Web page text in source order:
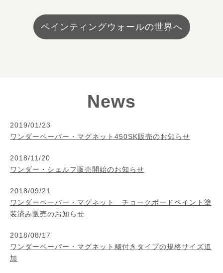
ペインティングウォールの世界へ
News
2019/01/23
ワンダーペーパー・マグネット450SK販売のお知らせ
2018/11/20
ワンダー・シェルフ販売開始のお知らせ
2018/09/21
ワンダーペーパー・マグネット チョークボードペイント塗
装済み販売のお知らせ
2018/08/17
ワンダーペーパー・マグネット糊付きタイプの規格サイズ追
加